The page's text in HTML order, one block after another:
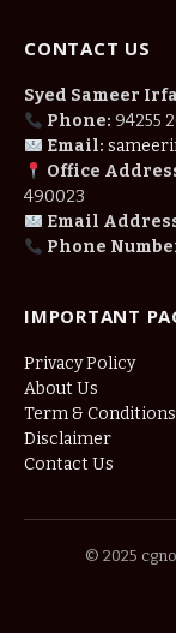
CONTACT US
Syed Sameer
Phone: 94255
Email:
Office
490023
Email
Phone
IMPORTANT
Privacy Policy
About Us
Term & Conditions
Disclaimer
Contact Us
© 2025